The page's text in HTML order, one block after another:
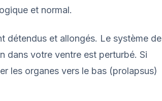
et normal.
détendus et allongés. Le système de
dans votre ventre est perturbé. Si
les organes vers le bas (prolapsus)